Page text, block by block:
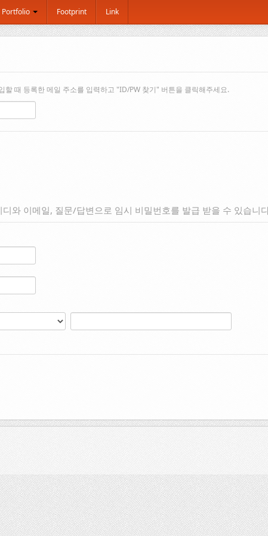
Portfolio Footprint Link
때 등록한 메일 주소를 입력하고 "ID/PW 찾기" 버튼을 클릭해주세요.
와 이메일, 질문/답변으로 임시 비밀번호를 발급 받을 수 있습니